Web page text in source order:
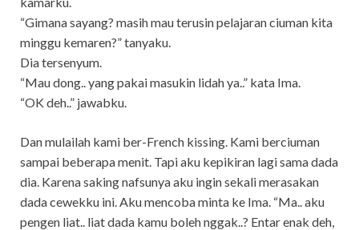
“Gimana sayang? masih mau terusin pelajaran ciuman kita
minggu kemaren?” tanyaku.
Dia tersenyum.
“Mau dong.. yang pakai masukin lidah ya..” kata Ima.
“OK deh..” jawabku.
Dan mulailah kami ber-French kissing. Kami berciuman
sampai beberapa menit. Tapi aku kepikiran lagi sama dada
dia. Karena saking nafsunya aku ingin sekali merasakan
dada cewekku ini. Aku mencoba minta ke Ima. “Ma.. aku
pengen liat.. liat dada kamu boleh nggak..? Entar enak deh,